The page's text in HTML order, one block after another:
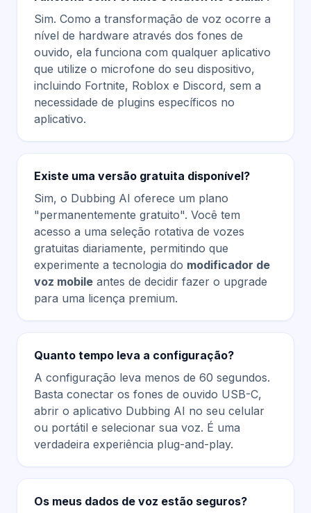
Sim. Como a transformação de voz ocorre a
nível de hardware através dos fones de
ouvido, ela funciona com qualquer aplicativo
que utilize o microfone do seu dispositivo,
incluindo Fortnite, Roblox e Discord, sem a
necessidade de plugins específicos no
aplicativo.
Existe uma versão gratuita disponível?
Sim, o Dubbing AI oferece um plano
"permanentemente gratuito". Você tem
acesso a uma seleção rotativa de vozes
gratuitas diariamente, permitindo que
experimente a tecnologia do modificador de
voz mobile antes de decidir fazer o upgrade
para uma licença premium.
Quanto tempo leva a configuração?
A configuração leva menos de 60 segundos.
Basta conectar os fones de ouvido USB-C,
abrir o aplicativo Dubbing AI no seu celular
ou portátil e selecionar sua voz. É uma
verdadeira experiência plug-and-play.
Os meus dados de voz estão seguros?